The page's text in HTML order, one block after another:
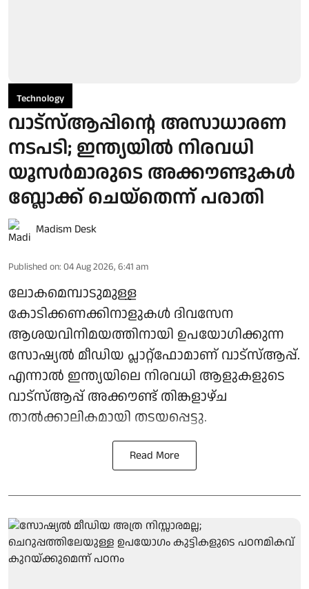
Technology
വാട്സ്ആപ്പിന്റെ അസാധാരണ
നടപടി; ഇന്ത്യയിൽ നിരവധി
യൂസർമാരുടെ അക്കൗണ്ടുകൾ
ബ്ലോക്ക് ചെയ്തെന്ന് പരാതി
Madism Desk
Published on: 04 Aug 2026, 6:41 am
ലോകമെമ്പാടുമുള്ള
കോടിക്കണക്കിനാളുകൾ ദിവസേന
ആശയവിനിമയത്തിനായി ഉപയോ​ഗിക്കുന്ന
സോഷ്യൽ മീഡിയ പ്ലാറ്റ്ഫോമാണ് വാട്സ്ആപ്പ്.
എന്നാൽ ഇന്ത്യയിലെ നിരവധി ആളുകളുടെ
വാട്സ്ആപ്പ് അക്കൗണ്ട് തിങ്കളാഴ്ച
താൽക്കാലികമായി തടയപ്പെട്ടു.
Read More